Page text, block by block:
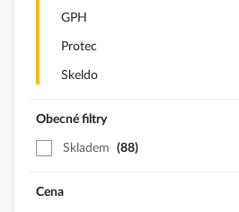
GPH
Protec
Skeldo
Obecné filtry
Skladem 88
Cena